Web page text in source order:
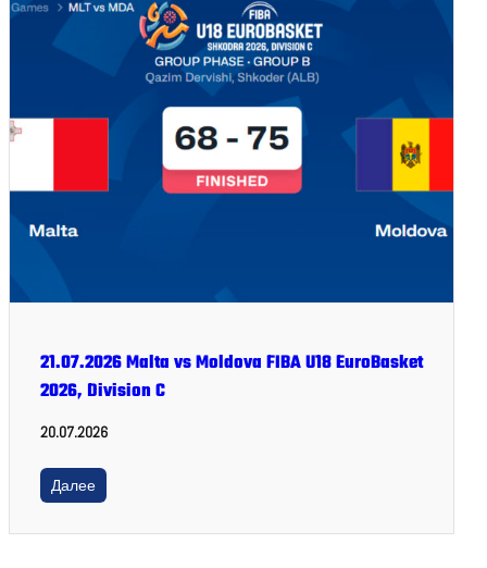
21.07.2026 Malta vs Moldova FIBA U18 EuroBasket
2026, Division C
20.07.2026
Далее